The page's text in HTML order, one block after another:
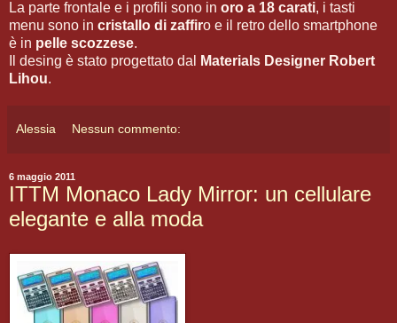
La parte frontale e i profili sono in oro a 18 carati, i tasti
menu sono in cristallo di zaffiro e il retro dello smartphone
è in pelle scozzese.
Il desing è stato progettato dal
Materials Designer Robert
Lihou.
Alessia Nessun commento:
6 maggio 2011
ITTM Monaco Lady Mirror: un cellulare
elegante e alla moda